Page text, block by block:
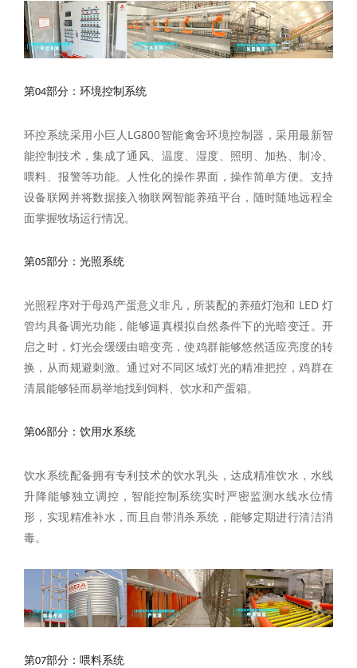
第04部分：环境控制系统
环控系统采用小巨人LG800智能禽舍环境控制器，采用最新智
能控制技术，集成了通风、温度、湿度、照明、加热、制冷、
喂料、报警等功能。人性化的操作界面，操作简单方便。支持
设备联网并将数据接入物联网智能养殖平台，随时随地远程全
面掌握牧场运行情况。
第05部分： 光照系统
光照程序对于母鸡产蛋意义非凡，所装配的养殖灯泡和 LED 灯
管均具备调光功能，能够逼真模拟自然条件下的光暗变迁。开
启之时，灯光会缓缓由暗变亮，使鸡群能够悠然适应亮度的转
换，从而规避刺激。通过对不同区域灯光的精准把控，鸡群在
清晨能够轻而易举地找到饲料、饮水和产蛋箱。
第06部分：饮用水系统
饮水系统配备拥有专利技术的饮水乳头，达成精准饮水，水线
升降能够独立调控，智能控制系统实时严密监测水线水位情
形，实现精准补水，而且自带消杀系统，能够定期进行清洁消
毒。
第07部分：喂料系统